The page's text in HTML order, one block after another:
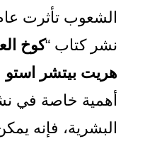
نشر كتاب “كوخ
هريت بيتشر استو
أهمية خاصة في
البشرية، فإنه